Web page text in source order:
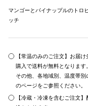
マンゴーとパイナップルのトロ
ッチ
【常温のみのご注文】お届
購入で送料が無料となります
その他、各地域別、温度帯
のページをご参照ください。
【冷蔵・冷凍を含むご注文